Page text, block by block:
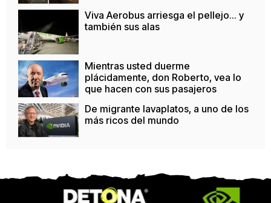
Viva Aerobus arriesga el pellejo... y
también sus alas
Mientras usted duerme
plácidamente, don Roberto, vea lo
que hacen con sus pasajeros
De migrante lavaplatos, a uno de los
más ricos del mundo